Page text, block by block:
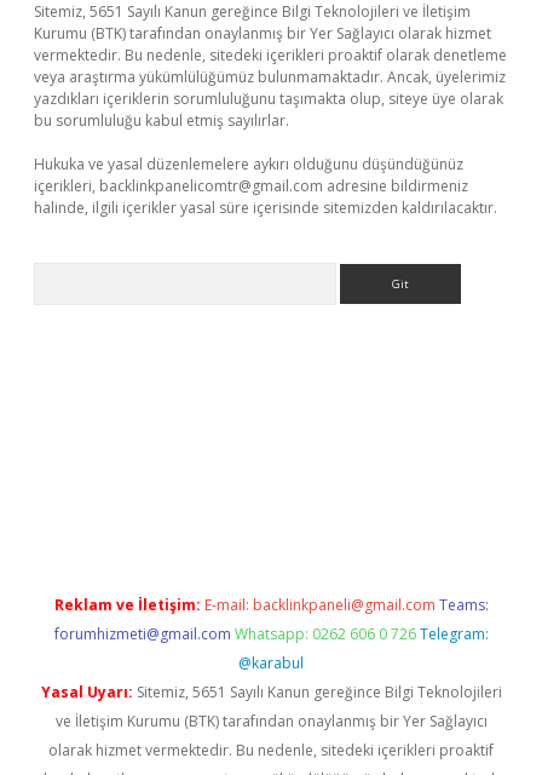
Sitemiz, 5651 Sayılı Kanun gereğince Bilgi Teknolojileri ve İletişim
Kurumu (BTK) tarafından onaylanmış bir Yer Sağlayıcı olarak hizmet
vermektedir. Bu nedenle, sitedeki içerikleri proaktif olarak denetleme
veya araştırma yükümlülüğümüz bulunmamaktadır. Ancak, üyelerimiz
yazdıkları içeriklerin sorumluluğunu taşımakta olup, siteye üye olarak
bu sorumluluğu kabul etmiş sayılırlar.
Hukuka ve yasal düzenlemelere aykırı olduğunu düşündüğünüz
içerikleri, backlinkpanelicomtr@gmail.com adresine bildirmeniz
halinde, ilgili içerikler yasal süre içerisinde sitemizden kaldırılacaktır.
Reklam ve İletişim: E-mail: backlinkpaneli@gmail.com Teams:
forumhizmeti@gmail.com Whatsapp: 0262 606 0 726 Telegram:
@karabul
Yasal Uyarı: Sitemiz, 5651 Sayılı Kanun gereğince Bilgi Teknolojileri
ve İletişim Kurumu (BTK) tarafından onaylanmış bir Yer Sağlayıcı
olarak hizmet vermektedir. Bu nedenle, sitedeki içerikleri proaktif